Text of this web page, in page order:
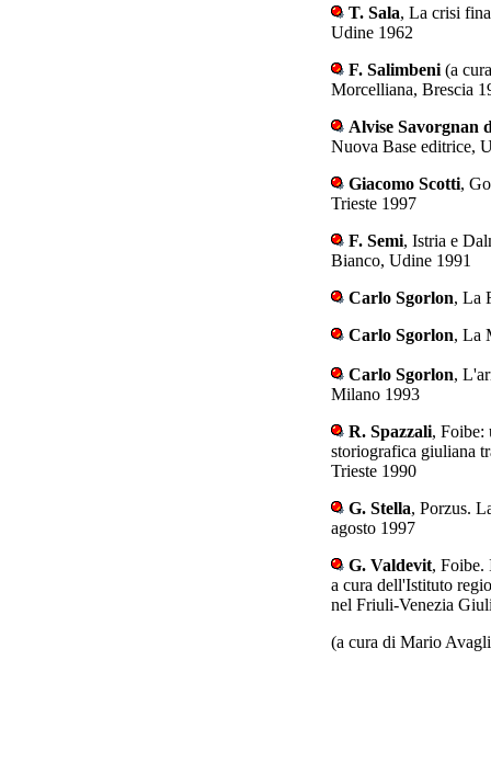
T. Sala, La crisi
Udine 1962
F. Salimbeni (a
Morcelliana, Brescia
Alvise Savorgnan
Nuova Base editrice,
Giacomo Scotti,
Trieste 1997
F. Semi, Istria e
Bianco, Udine 1991
Carlo Sgorlon, La
Carlo Sgorlon, La
Carlo Sgorlon,
Milano 1993
R. Spazzali, Foibe:
storiografica giuliana
Trieste 1990
G. Stella, Porzus.
agosto 1997
G. Valdevit, Foibe.
a cura dell'Istituto
nel Friuli-Venezia
(a cura di Mario